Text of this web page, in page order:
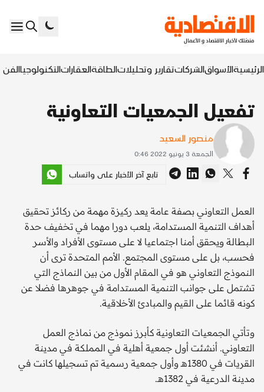
الرئيسيةالأسواقالشركاتتقارير وتحليلاتالطاقةالعقاراتالتكنولوجياالفن
تفعيل الجمعيات التعاونية
منصور السعيد
الجمعة 3 يونيو 2022 0:46
تابع آخر الأخبار على واتساب
العمل التعاوني بصفة عامة يعد ركيزة مهمة من ركائز تحقيق
أهداف التنمية المستدامة، يلعب دورا مهما في تخفيف حدة
البطالة ويحقق أمنا اجتماعيا لا على مستوى الأفراد والأسر
فحسب، بل على مستوى المجتمع. الأمم المتحدة ترى أن
النموذج التعاوني هو في المقام الأول من بين النماذج التي
تشتمل على جوانب التنمية المستدامة في جوهرها فضلا عن
كونه قائما على القيم والمبادئ الأخلاقية.
وتأتي الجمعيات التعاونية كأبرز نموذج من نماذج العمل
التعاوني. أنشئت أول جمعية أهلية في المملكة في مدينة
القريات في 1380هـ وأول جمعية رسمية تم تسجيلها كانت في
مدينة الدرعية في 1382هـ.